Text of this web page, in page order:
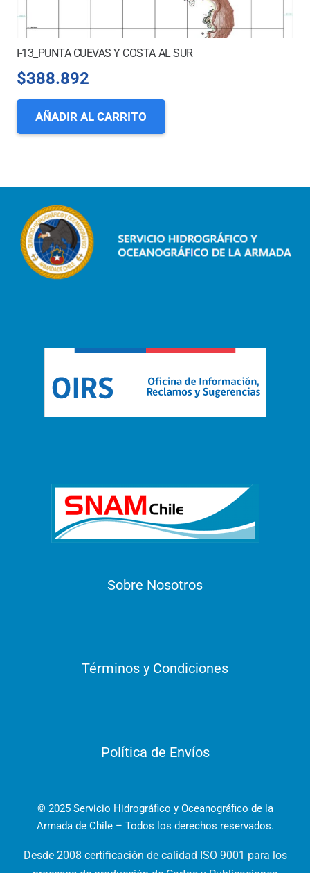
I-13_PUNTA CUEVAS Y COSTA AL SUR
$388.892
AÑADIR AL CARRITO
Sobre Nosotros
Términos y Condiciones
Política de Envíos
© 2025 Servicio Hidrográfico y Oceanográfico de la
Armada de Chile – Todos los derechos reservados.
Desde 2008 certificación de calidad ISO 9001 para los